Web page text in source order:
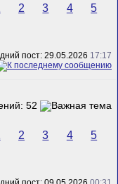
2 3 4
5
пост: 29.05.2026 17:17
2 3 4
5